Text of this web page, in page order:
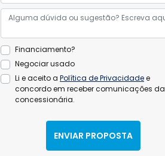
Financiamento?
Negociar usado
Li e aceito a Política de Privacidadee
concordo em receber comunicações da
concessionária.
ENVIAR PROPOSTA